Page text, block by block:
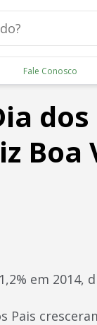
Fale Conosco
Boa
em 2014,
Pais